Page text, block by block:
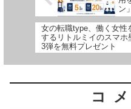
ン
施
女の転職type、働く女性
するリトルミイのスマホ
3弾を無料プレゼント
コ